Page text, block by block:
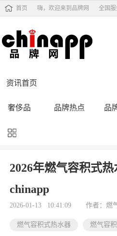
首页 嗨，欢迎来到品牌网 全国服
资讯首页
奢侈品 品牌热点 品
品牌黑榜
2026年燃气容积式
chinapp
2026-01-13 10:41:09 作者：燃
燃气容积式热水器 燃气容